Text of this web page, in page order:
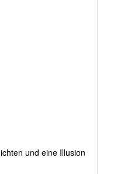
und eine Illusion